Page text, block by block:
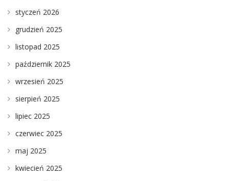
styczeń 2026
grudzień 2025
listopad 2025
październik 2025
wrzesień 2025
sierpień 2025
lipiec 2025
czerwiec 2025
maj 2025
kwiecień 2025